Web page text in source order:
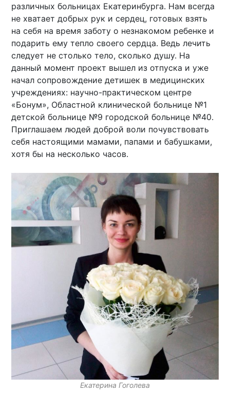
различных больницах Екатеринбурга. Нам всегда
не хватает добрых рук и сердец, готовых взять
на себя на время заботу о незнакомом ребенке и
подарить ему тепло своего сердца. Ведь лечить
следует не столько тело, сколько душу. На
данный момент проект вышел из отпуска и уже
начал сопровождение детишек в медицинских
учреждениях: научно-практическом центре
«Бонум», Областной клинической больнице №1
детской больнице №9 городской больнице №40.
Приглашаем людей доброй воли почувствовать
себя настоящими мамами, папами и бабушками,
хотя бы на несколько часов.
Екатерина Гоголева